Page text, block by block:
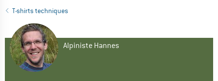
T-shirts techniques
Alpiniste Hannes